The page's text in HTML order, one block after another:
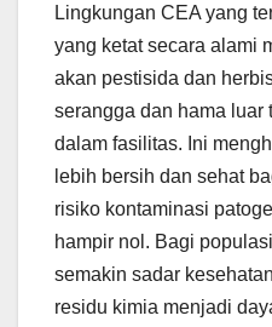
Lingkungan CEA yang
yang ketat secara alami
akan pestisida dan
serangga dan hama luar
dalam fasilitas. Ini
lebih bersih dan sehat
risiko kontaminasi
hampir nol. Bagi
semakin sadar
residu kimia menjadi